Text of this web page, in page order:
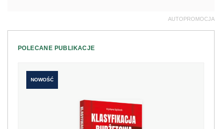
AUTOPROMOCJA
POLECANE PUBLIKACJE
NOWOŚĆ